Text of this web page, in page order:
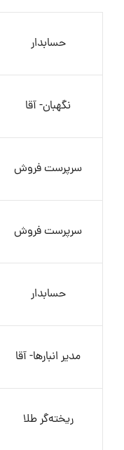
حسابدار
نگهبان- آقا
سرپرست فروش
سرپرست فروش
حسابدار
مدیر انبارها- آقا
ریخته‌گر طلا